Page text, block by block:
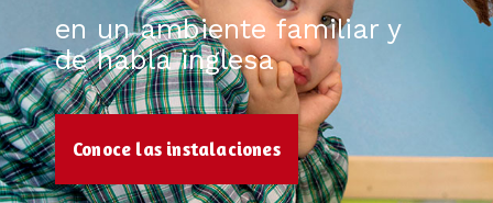
en un ambiente familiar y
de habla inglesa
Conoce las instalaciones